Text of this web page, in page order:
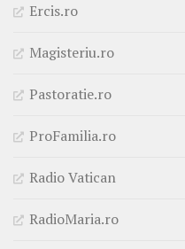
Ercis.ro
Magisteriu.ro
Pastoratie.ro
ProFamilia.ro
Radio Vatican
RadioMaria.ro